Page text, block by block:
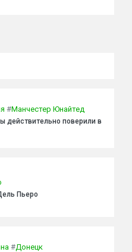
#Манчестер Юнайтед
действительно поверили в
Пьеро
#Донецк